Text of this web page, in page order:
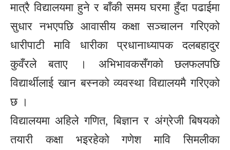
मात्रै विद्यालयमा हुने र बाँकी समय घरमा हुँदा पढाईमा
सुधार नभएपछि आवासीय कक्षा सञ्चालन गरिएको
धारीपाटी मावि धारीका प्रधानाध्यापक दलबहादुर
कुवँरले बताए । अभिभावकसँगको छलफलपछि
विद्यार्थीलाई खान बस्नको व्यवस्था विद्यालयमै गरिएको
छ ।
विद्यालयमा अहिले गणित, बिज्ञान र अंग्रेजी बिषयको
तयारी कक्षा भइरहेको गणेश मावि सिमलीका